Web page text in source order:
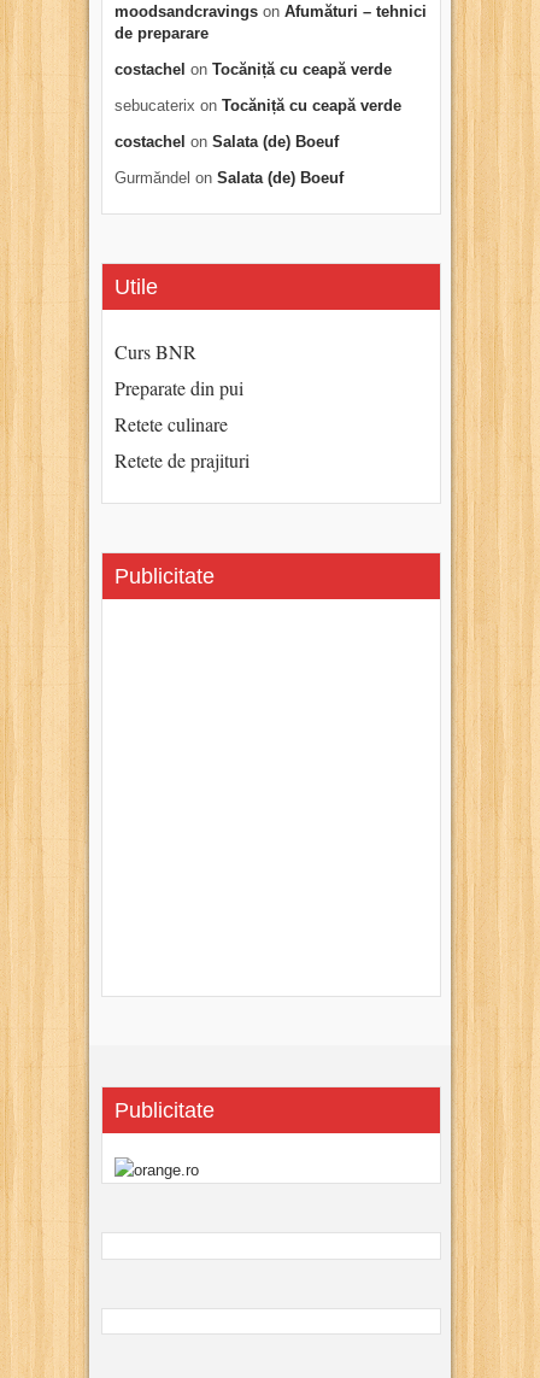
moodsandcravings on Afumături – tehnici
de preparare
costachel on Tocăniță cu ceapă verde
sebucaterix on Tocăniță cu ceapă verde
costachel on Salata (de) Boeuf
Gurmăndel on Salata (de) Boeuf
Utile
Curs BNR
Preparate din pui
Retete culinare
Retete de prajituri
Publicitate
Publicitate